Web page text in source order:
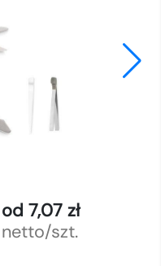
od 7,07 zł
netto/szt.